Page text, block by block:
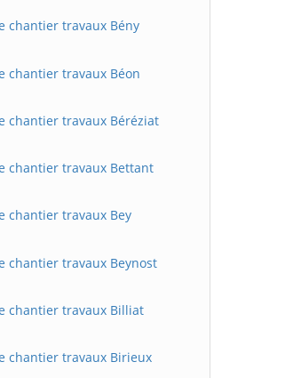
chantier travaux Bény
chantier travaux Béon
chantier travaux Béréziat
chantier travaux Bettant
chantier travaux Bey
chantier travaux Beynost
chantier travaux Billiat
chantier travaux Birieux